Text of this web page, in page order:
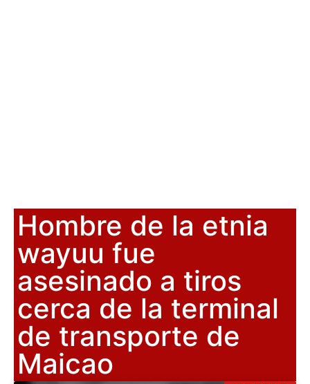
Hombre de la etnia
wayuu fue
asesinado a tiros
cerca de la terminal
de transporte de
Maicao